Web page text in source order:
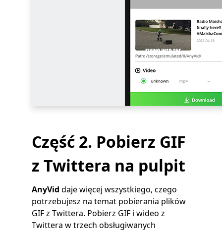
Część 2. Pobierz GIF
z Twittera na pulpit
AnyVid daje więcej wszystkiego, czego
potrzebujesz na temat pobierania plików
GIF z Twittera. Pobierz GIF i wideo z
Twittera w trzech obsługiwanych